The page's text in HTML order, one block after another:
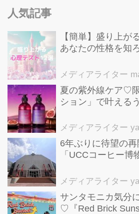
ーを開発したのが
けでなく、老若男
で注目を浴びる水
プラセンタや食物
し、おやつ感覚で
イメロディの水素
人気記事
【簡単】盛り上が
あなたの性格を知
メディアライター
夏の紫外線ケア♡
ション」で叶える
メディアライター
6年ぶりに待望の
「UCCコーヒー博
貌を公開
メディアライター
サンタモニカ気分
♡『Red Brick